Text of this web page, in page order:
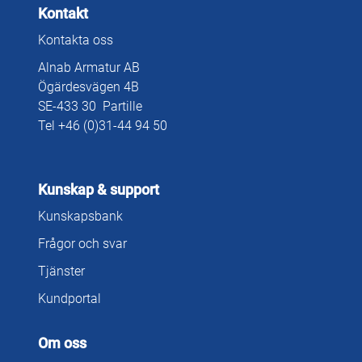
Kontakt
Kontakta oss
Alnab Armatur AB
Ögärdesvägen 4B
SE-433 30 Partille
Tel +46 (0)31-44 94 50
Kunskap & support
Kunskapsbank
Frågor och svar
Tjänster
Kundportal
Om oss